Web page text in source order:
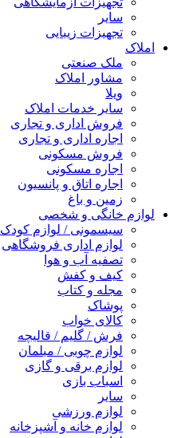
سایر
تجهیزات زیبایی
املاک
ملک صنعتی
مشاور املاک
ویلا
سایر خدمات املاک
فروش اداری و تجاری
اجاره اداری و تجاری
فروش مسکونی
اجاره مسکونی
اجاره اتاق و پانسیون
زمین و باغ
لوازم خانگی و شخصی
سیسمونی / لوازم کودک
لوازم اداری فروشگاهی
تصفیه آب و هوا
کیف و کفش
مجله و کتاب
پوشاک
کالای خواب
فرش / گلیم / قالیچه
لوازم چوبی / مبلمان
لوازم برقی و گازی
اسباب بازی
سایر
لوازم ورزشی
لوازم خانه و آشپزخانه